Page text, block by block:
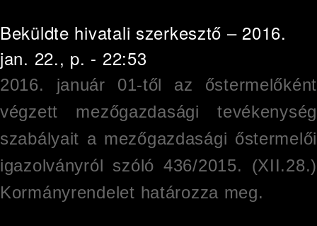
Beküldte hivatali szerkesztő – 2016.
jan. 22., p. - 22:53
2016. január 01-től az őstermelőként
végzett mezőgazdasági tevékenység
szabályait a mezőgazdasági őstermelői
igazolványról szóló 436/2015. (XII.28.)
Kormányrendelet határozza meg.